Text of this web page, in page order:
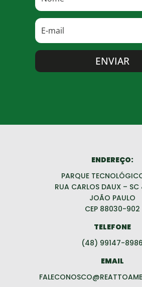
ENVIAR
ENDEREÇO:
PARQUE
RUA CARLOS DAUX –
JOÃO PAULO
CEP 88030-902
TELEFONE
(48) 99147-8986
EMAIL